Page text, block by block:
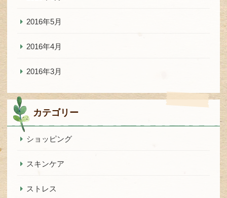
2016年5月
2016年4月
2016年3月
カテゴリー
ショッピング
スキンケア
ストレス